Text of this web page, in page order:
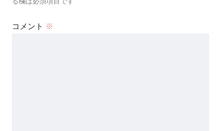
コメント ※